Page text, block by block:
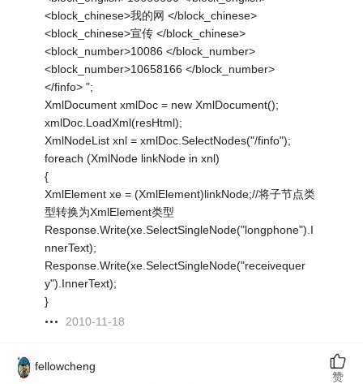
<block_chinese>我的网 </block_chinese>
<block_chinese>宣传 </block_chinese>
<block_number>10086 </block_number>
<block_number>10658166 </block_number>
</finfo> ";
XmlDocument xmlDoc = new XmlDocument();
xmlDoc.LoadXml(resHtml);
XmlNodeList xnl = xmlDoc.SelectNodes("/finfo");
foreach (XmlNode linkNode in xnl)
{
XmlElement xe = (XmlElement)linkNode;//将子节点类
型转换为XmlElement类型
Response.Write(xe.SelectSingleNode("longphone").I
nnerText);
Response.Write(xe.SelectSingleNode("receivequer
y").InnerText);
}
2010-11-18
fellowcheng
赞